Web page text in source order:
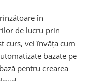
în
de lucru prin
curs, vei învăța cum
bazate pe
pentru crearea